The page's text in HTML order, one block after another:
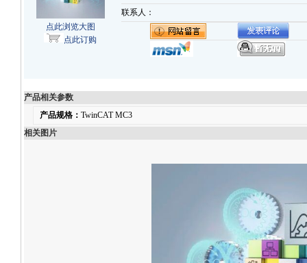
点此浏览大图
点此订购
联系人：
产品相关参数
产品规格： TwinCAT MC3
相关图片